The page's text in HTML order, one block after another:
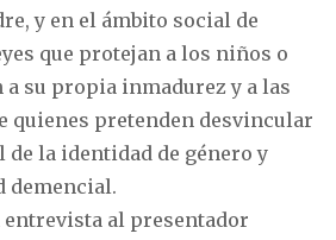
y en el ámbito social de
que protejan a los niños o
a su propia inmadurez y a las
quienes pretenden desvincular
la identidad de género y
demencial.
entrevista al presentador